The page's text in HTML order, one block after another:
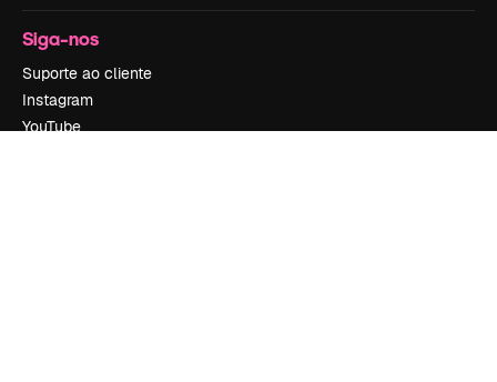
Siga-nos
Suporte ao cliente
Instagram
YouTube